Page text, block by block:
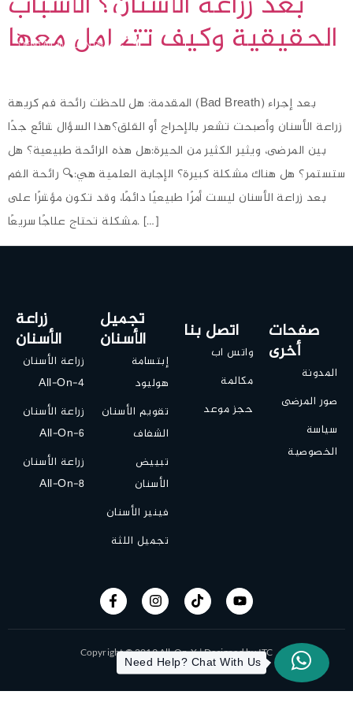
الحقيقية وكيف تتعامل معها
المقدمة: هل لاحظت رائحة فم كريهة (Bad Breath) بعد إجراء
زراعة الأسنان وأصبحت تشعر بالإحراج أو القلق؟هذا السؤال شائع جدًا
بين المرضى، ويثير الكثير من الحيرة:هل هذه الرائحة طبيعية؟ هل
ستستمر؟ هل هناك مشكلة كبيرة؟ الإجابة العلمية هي:🔍 رائحة الفم
بعد زراعة الأسنان ليست أمرًا طبيعيًا دائمًا، وقد تكون مؤشرًا على
مشكلة تحتاج علاجًا سريعًا. […]
زراعة
الأسنان
زراعة الأسنان
All-On-4
زراعة الأسنان
All-On-6
زراعة الأسنان
All-On-8
تجميل
الأسنان
إبتسامة
هوليود
تقويم الأسنان
الشفاف
تبييض
الأسنان
فينير الأسنان
تجميل اللثة
اتصل بنا
واتس اب
مكالمة
حجز موعد
صفحات
أخرى
المدونة
صور المرضى
سياسة
الخصوصية
Copyright © 2019 All-On-X | Designed by ITC
Need Help? Chat With Us